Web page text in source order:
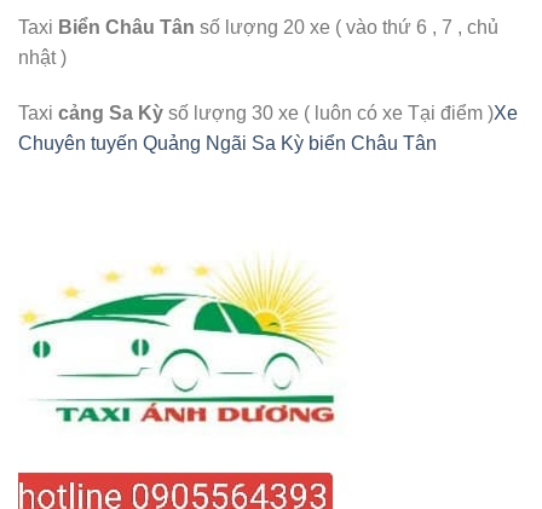
Taxi Biển Châu Tân số lượng 20 xe ( vào thứ 6 , 7 , chủ
nhật )
Taxi cảng Sa Kỳ số lượng 30 xe ( luôn có xe Tại điểm )Xe
Chuyên tuyến Quảng Ngãi Sa Kỳ biển Châu Tân